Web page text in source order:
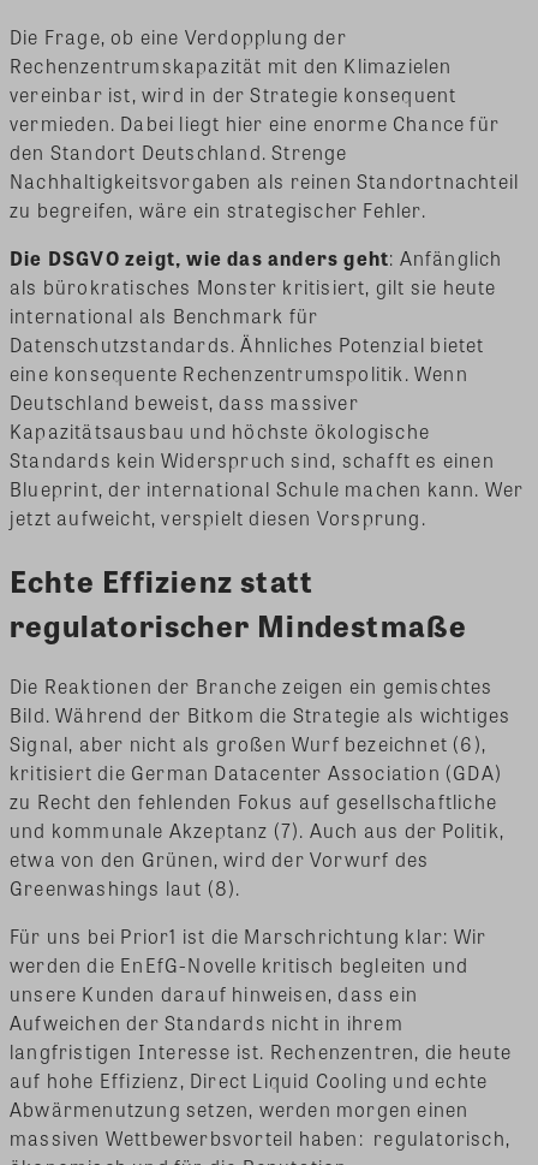
Die Frage, ob eine Verdopplung der
Rechenzentrumskapazität mit den Klimazielen
vereinbar ist, wird in der Strategie konsequent
vermieden. Dabei liegt hier eine enorme Chance für
den Standort Deutschland. Strenge
Nachhaltigkeitsvorgaben als reinen Standortnachteil
zu begreifen, wäre ein strategischer Fehler.
Die DSGVO zeigt, wie das anders geht: Anfänglich
als bürokratisches Monster kritisiert, gilt sie heute
international als Benchmark für
Datenschutzstandards. Ähnliches Potenzial bietet
eine konsequente Rechenzentrumspolitik. Wenn
Deutschland beweist, dass massiver
Kapazitätsausbau und höchste ökologische
Standards kein Widerspruch sind, schafft es einen
Blueprint, der international Schule machen kann. Wer
jetzt aufweicht, verspielt diesen Vorsprung.
Echte Effizienz statt
regulatorischer Mindestmaße
Die Reaktionen der Branche zeigen ein gemischtes
Bild. Während der Bitkom die Strategie als wichtiges
Signal, aber nicht als großen Wurf bezeichnet (6),
kritisiert die German Datacenter Association (GDA)
zu Recht den fehlenden Fokus auf gesellschaftliche
und kommunale Akzeptanz (7). Auch aus der Politik,
etwa von den Grünen, wird der Vorwurf des
Greenwashings laut (8).
Für uns bei Prior1 ist die Marschrichtung klar: Wir
werden die EnEfG-Novelle kritisch begleiten und
unsere Kunden darauf hinweisen, dass ein
Aufweichen der Standards nicht in ihrem
langfristigen Interesse ist. Rechenzentren, die heute
auf hohe Effizienz, Direct Liquid Cooling und echte
Abwärmenutzung setzen, werden morgen einen
massiven Wettbewerbsvorteil haben: regulatorisch,